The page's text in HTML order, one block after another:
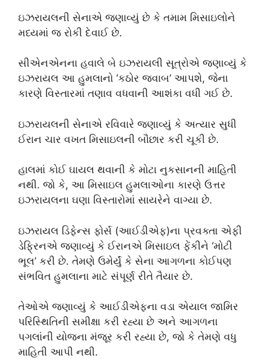
ઇઝરાયલની સેનાએ જણાવ્યું છે કે તમામ મિસાઇલોને
મધ્યમાં જ રોકી દેવાઈ છે.
સીએનએનના હવાલે બે ઇઝરાયલી સૂત્રોએ જણાવ્યું કે
ઇઝરાયલ આ હુમલાનો ‘કઠોર જવાબ’ આપશે, જેના
કારણે વિસ્તારમાં તણાવ વધવાની આશંકા વધી ગઈ છે.
ઇઝરાયલની સેનાએ રવિવારે જણાવ્યું કે અત્યાર સુધી
ઈરાન ચાર વખત મિસાઇલની બૌછાર કરી ચૂકી છે.
હાલમાં કોઈ ઘાયલ થવાની કે મોટા નુકસાનની માહિતી
નથી. જો કે, આ મિસાઇલ હુમલાઓના કારણે ઉત્તર
ઇઝરાયલના ઘણા વિસ્તારોમાં સાયરેને વાગ્યા છે.
ઇઝરાયલ ડિફેન્સ ફોર્સ (આઈડીએફ)ના પ્રવક્તા એફી
ડેફ્રિનએ જણાવ્યું કે ઈરાનએ મિસાઇલ ફેંકીને ‘મોટી
ભૂલ’ કરી છે. તેમણે ઉમેર્યું કે સેના આગળના કોઈપણ
સંભવિત હુમલાના માટે સંપૂર્ણ રીતે તૈયાર છે.
તેઓએ જણાવ્યું કે આઈડીએફના વડા એયાલ જામિર
પરિસ્થિતિની સમીક્ષા કરી રહ્યા છે અને આગળના
પગલાંની યોજના મંજૂર કરી રહ્યા છે, જો કે તેમણે વધુ
માહિતી આપી નથી.